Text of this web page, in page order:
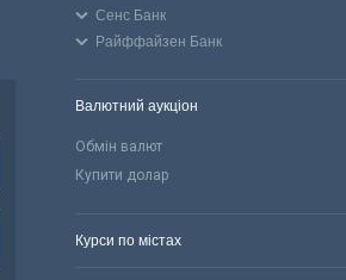
Сенс Банк
Райффайзен Банк
Валютний аукціон
Обмін валют
Купити долар
Курси по містах